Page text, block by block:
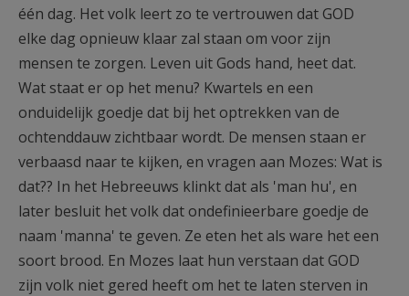
één dag. Het volk leert zo te vertrouwen dat GOD
elke dag opnieuw klaar zal staan om voor zijn
mensen te zorgen. Leven uit Gods hand, heet dat.
Wat staat er op het menu? Kwartels en een
onduidelijk goedje dat bij het optrekken van de
ochtenddauw zichtbaar wordt. De mensen staan er
verbaasd naar te kijken, en vragen aan Mozes: Wat is
dat?? In het Hebreeuws klinkt dat als 'man hu', en
later besluit het volk dat ondefinieerbare goedje de
naam 'manna' te geven. Ze eten het als ware het een
soort brood. En Mozes laat hun verstaan dat GOD
zijn volk niet gered heeft om het te laten sterven in